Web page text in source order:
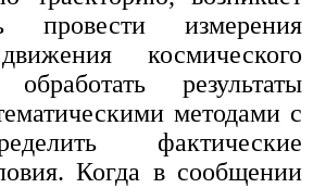
провести измерения
космического
результаты
методами с
фактические
Когда в сообщении